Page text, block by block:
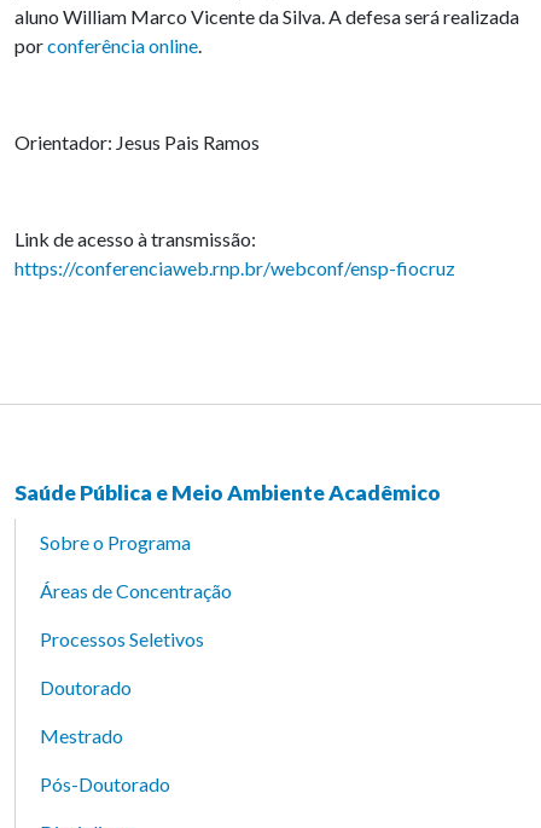
aluno William Marco Vicente da Silva. A defesa será realizada
porconferência online
Orientador: Jesus Pais Ramos
Link de acesso à transmissão:
https://conferenciaweb.rnp.br/webconf/ensp-fiocruz
Saúde Pública e Meio Ambiente Acadêmico
Sobre o Programa
Áreas de Concentração
Processos Seletivos
Doutorado
Mestrado
Pós-Doutorado